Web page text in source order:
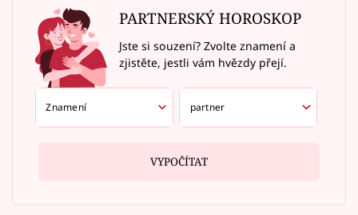
PARTNERSKÝ HOROSKOP
Jste si souzení? Zvolte znamení a
zjistěte, jestli vám hvězdy přejí.
VYPOČÍTAT